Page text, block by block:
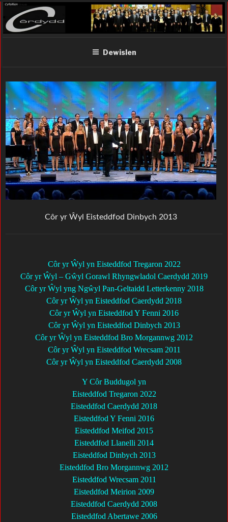
Mynd
cynnwys
Dewislen
Côr yr Ŵyl Eisteddfod Dinbych 2013
Côr yr Ŵyl yn Eisteddfod Tregaron 2022
Côr yr Ŵyl – Gŵyl Gorawl Rhyngwladol Caerdydd 2019
Côr yr Ŵyl yng Ngŵyl Pan-Geltaidd Letterkenny 2018
Côr yr Ŵyl yn Eisteddfod Caerdydd 2018
Côr yr Ŵyl yn Eisteddfod Y Fenni 2016
Côr yr Ŵyl yn Eisteddfod Dinbych 2013
Côr yr Ŵyl yn Eisteddfod Bro Morgannwg 2012
Côr yr Ŵyl yn Eisteddfod Wrecsam 2011
Côr yr Ŵyl yn Eisteddfod Caerdydd 2008
Y Côr Buddugol yn
Eisteddfod Tregaron 2022
Eisteddfod Caerdydd 2018
Eisteddfod Y Fenni 2016
Eisteddfod Meifod 2015
Eisteddfod Llanelli 2014
Eisteddfod Dinbych 2013
Eisteddfod Bro Morgannwg 2012
Eisteddfod Wrecsam 2011
Eisteddfod Meirion 2009
Eisteddfod Caerdydd 2008
Eisteddfod Abertawe 2006